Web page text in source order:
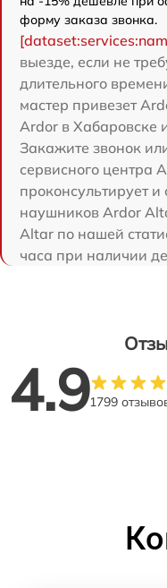
форму заказа звонка.
выезде, если не
длительного
мастер привезет
Ardor в Хабаровске
Закажите звонок
сервисного центра
проконсультирует
наушников Ardor
Аltar по нашей
часа при наличии
4.91799